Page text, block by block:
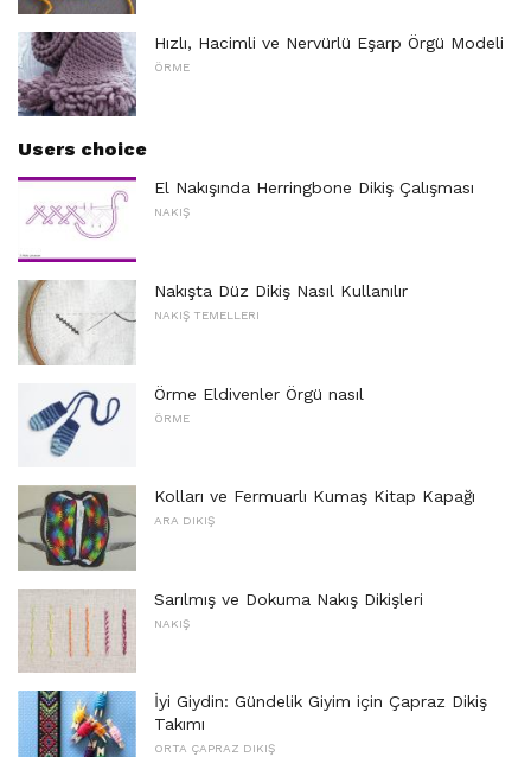
Hızlı, Hacimli ve Nervürlü Eşarp Örgü Modeli
ÖRME
Users choice
El Nakışında Herringbone Dikiş Çalışması
NAKIŞ
Nakışta Düz Dikiş Nasıl Kullanılır
NAKIŞ TEMELLERI
Örme Eldivenler Örgü nasıl
ÖRME
Kolları ve Fermuarlı Kumaş Kitap Kapağı
ARA DIKIŞ
Sarılmış ve Dokuma Nakış Dikişleri
NAKIŞ
İyi Giydin: Gündelik Giyim için Çapraz Dikiş
Takımı
ORTA ÇAPRAZ DIKIŞ